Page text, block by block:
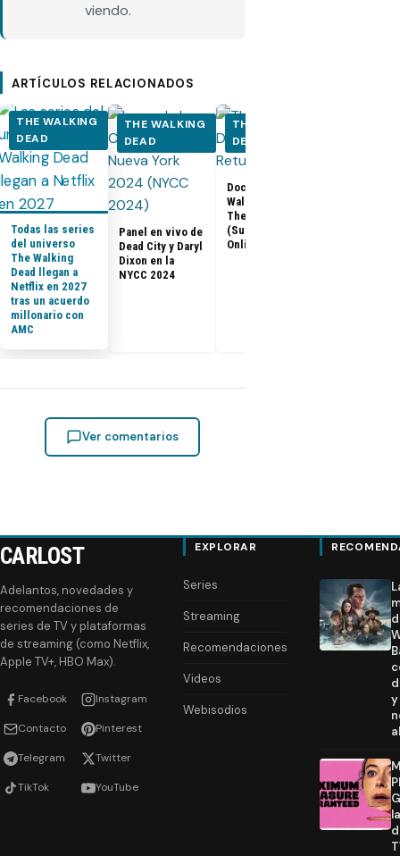
viendo.
ARTÍCULOS RELACIONADOS
THE WALKING
DEAD
Todas las series
del universo
The Walking
Dead llegan a
Netflix en 2027
tras un acuerdo
millonario con
AMC
THE WALKING
DEAD
Panel en vivo de
Dead City y Daryl
Dixon en la
NYCC 2024
THE WALKING
DEAD
Documental The
Walking Dead:
The Return
(Subtitulado
Online)
Ver comentarios
CARLOST
Adelantos, novedades y
recomendaciones de
series de TV y plataformas
de streaming (como Netflix,
Apple TV+, HBO Max).
Facebook Instagram
Contacto Pinterest
Telegram Twitter
TikTok YouTube
EXPLORAR
Series
Streaming
Recomendaciones
Videos
Webisodios
y